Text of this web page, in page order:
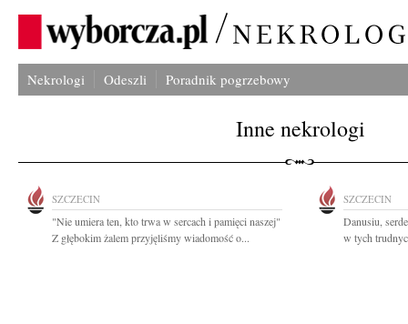
Nekrologi Odeszli Poradnik pogrzebowy
Inne nekrologi
SZCZECIN
"Nie umiera ten, kto trwa w sercach i pamięci naszej"
Z głębokim żalem przyjęliśmy wiadomość o...
SZCZECIN
Danusiu,
w tych